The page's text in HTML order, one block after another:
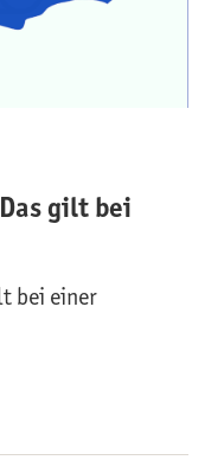
gilt bei
bei einer